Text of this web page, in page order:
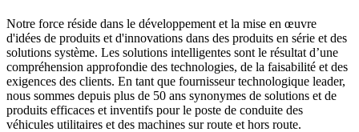
Notre force réside dans le développement et la mise en œuvre
d'idées de produits et d'innovations dans des produits en série et des
solutions système. Les solutions intelligentes sont le résultat d’une
compréhension approfondie des technologies, de la faisabilité et des
exigences des clients. En tant que fournisseur technologique leader,
nous sommes depuis plus de 50 ans synonymes de solutions et de
produits efficaces et inventifs pour le poste de conduite des
véhicules utilitaires et des machines sur route et hors route.